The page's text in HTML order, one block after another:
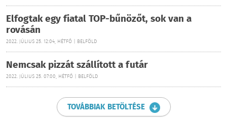
Elfogtak egy fiatal TOP-bűnözőt, sok van a
rovásán
2022. JÚLIUS 25. 12:04, HÉTFŐ | BELFÖLD
Nemcsak pizzát szállított a futár
2022. JÚLIUS 25. 07:00, HÉTFŐ | BELFÖLD
TOVÁBBIAK BETÖLTÉSE